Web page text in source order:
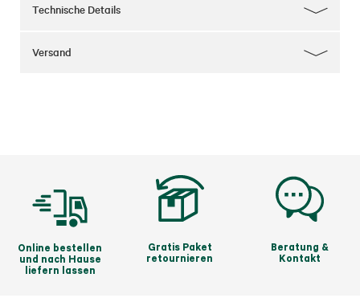
Minimum.
Technische Details
Versand
Online bestellen
und nach Hause
liefern lassen
Gratis Paket
retournieren
Beratung &
Kontakt